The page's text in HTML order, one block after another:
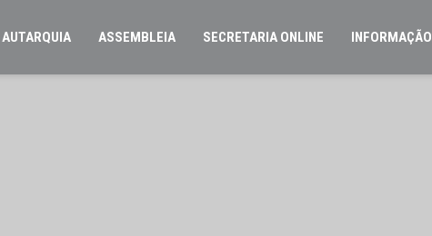
AUTARQUIA ASSEMBLEIA SECRETARIA ONLINE INFORMAÇÃO